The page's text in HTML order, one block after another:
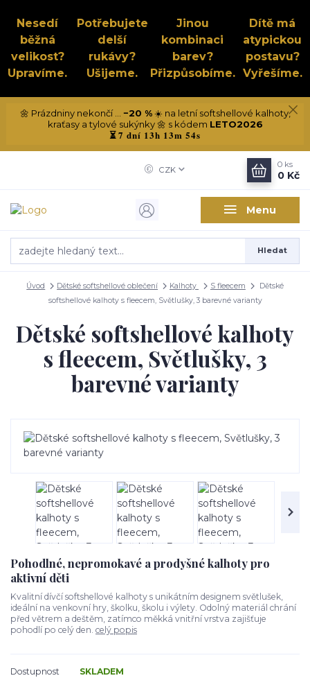
Nesedí
běžná
velikost?
Upravíme.
Potřebujete
delší
rukávy?
Ušijeme.
Jinou
kombinaci
barev?
Přizpůsobíme.
Dítě má
atypickou
postavu?
Vyřešíme.
🌼 Prázdniny nekončí ... −20 %☀️ na letní softshellové kalhoty,
kraťasy a tylové sukýnky 🌼 s kódem LETO2026
⏳7 dní 13h 13m 53s
Menu
CZK
Hledat
0 ks
0 Kč
Úvod Dětské softshellové oblečení Kalhoty S fleecem
Dětské
softshellové kalhoty s fleecem, Světlušky, 3 barevné varianty
Dětské softshellové kalhoty
s fleecem, Světlušky, 3
barevné varianty
Pohodlné, nepromokavé a prodyšné kalhoty pro
aktivní děti
Kvalitní dívčí softshellové kalhoty s unikátním designem světlušek,
ideální na venkovní hry, školku, školu i výlety. Odolný materiál chrání
před větrem a deštěm, zatímco měkká vnitřní vrstva zajišťuje
pohodlí po celý den. celý popis
Dostupnost
SKLADEM